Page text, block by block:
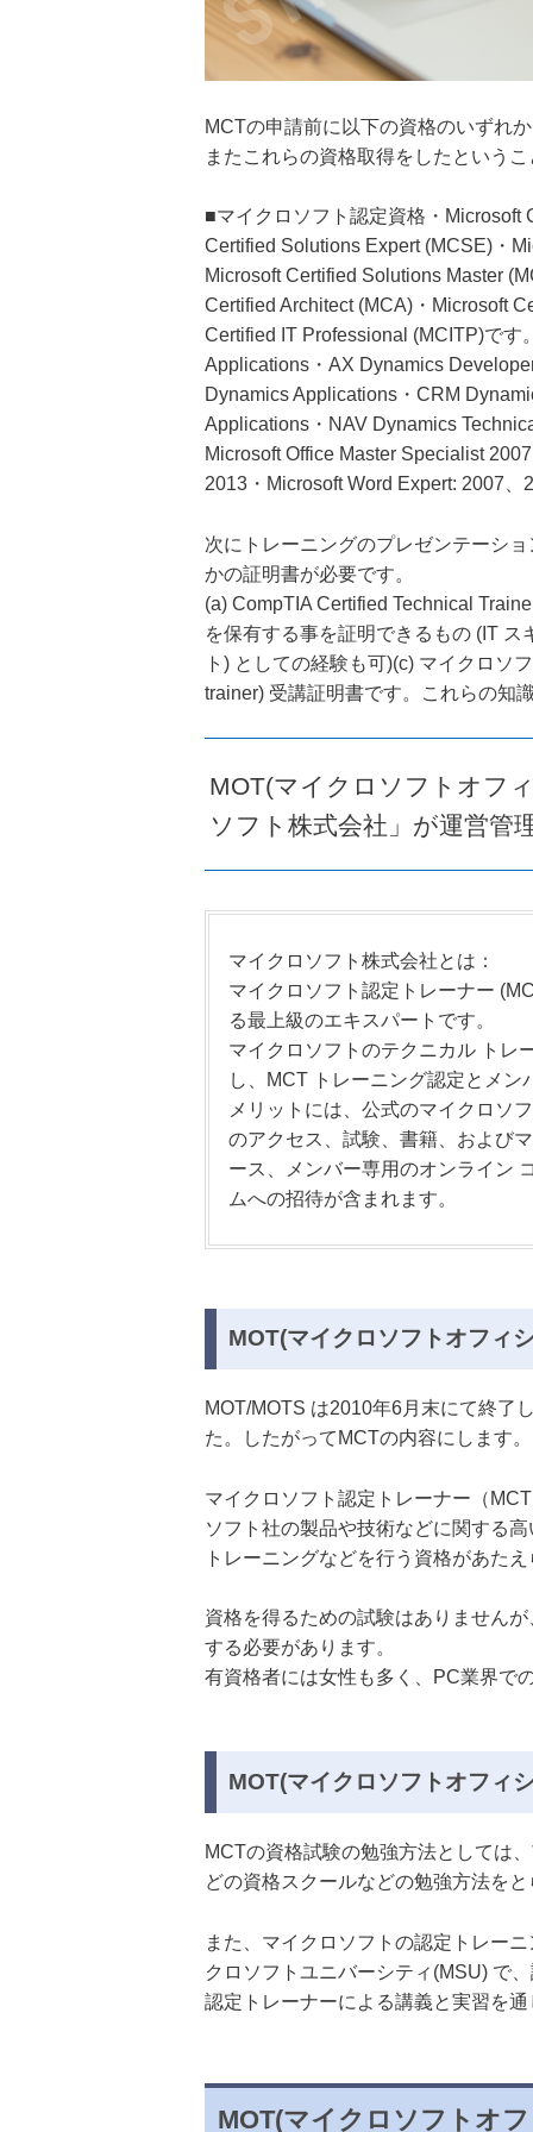
MCTの申請前に以下の資格のいずれ
またこれらの資格取得をしたという
■マイクロソフト認定資格・Microsoft
Certified Solutions Expert (MCSE)・
Microsoft Certified Solutions Master
Certified Architect (MCA)・Microsoft
Certified IT Professional (MCITP)で
Applications・AX Dynamics
Dynamics Applications・CRM
Applications・NAV Dynamics
Microsoft Office Master Specialist
2013・Microsoft Word Expert: 2007、
次にトレーニングのプレゼンテーシ
かの証明書が必要です。
(a) CompTIA Certified Technical
を保有する事を証明できるもの (IT
ト) としての経験も可)(c) マイクロソ
trainer) 受講証明書です。これらの知
MOT(マイクロソフトオフ
ソフト株式会社」が運営管
マイクロソフト株式会社とは：
マイクロソフト認定トレーナー
る最上級のエキスパートです。
マイクロソフトのテクニカル トレ
し、MCT トレーニング認定とメ
メリットには、公式のマイクロソ
のアクセス、試験、書籍、および
ース、メンバー専用のオンライン
ムへの招待が含まれます。
MOT(マイクロソフトオフィ
MOT/MOTS は2010年6月末にて終了
た。したがってMCTの内容にします。
マイクロソフト認定トレーナー（
ソフト社の製品や技術などに関する
トレーニングなどを行う資格があた
資格を得るための試験はありません
する必要があります。
有資格者には女性も多く、PC業界で
MOT(マイクロソフトオフィ
MCTの資格試験の勉強方法としては
どの資格スクールなどの勉強方法を
また、マイクロソフトの認定トレー
クロソフトユニバーシティ(MSU) で
認定トレーナーによる講義と実習を
MOT(マイクロソフトオ